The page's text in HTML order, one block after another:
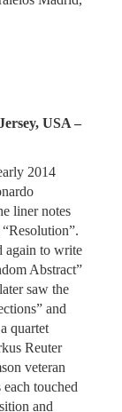
USA –
2014
liner notes
again to write
Abstract”
saw the
and
quartet
Reuter
veteran
touched
and